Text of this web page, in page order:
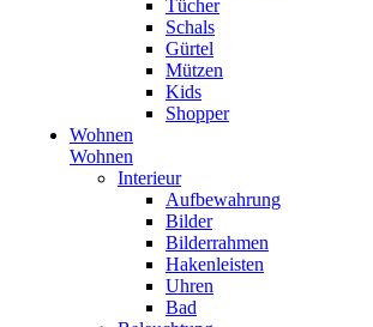
Tücher
Schals
Gürtel
Mützen
Kids
Shopper
Wohnen
Wohnen
Interieur
Aufbewahrung
Bilder
Bilderrahmen
Hakenleisten
Uhren
Bad